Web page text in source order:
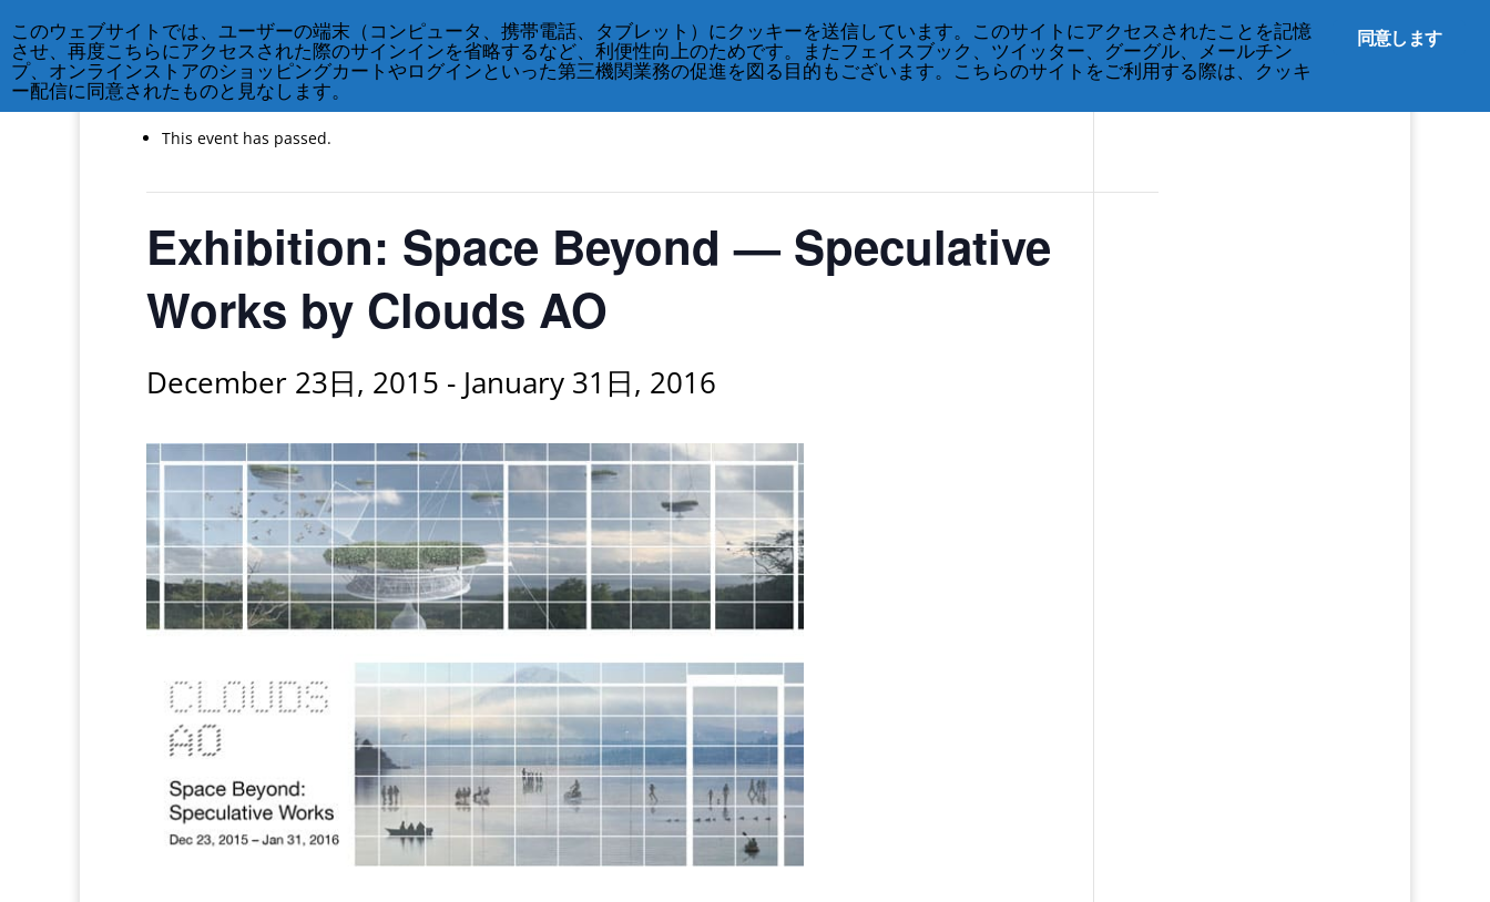
« All Events
This event has passed.
Exhibition: Space Beyond — Speculative
Works by Clouds AO
December 23日, 2015 - January 31日, 2016
同意します
このウェブサイトでは、ユーザーの端末（コンピュータ、携帯電話、タブレット）にクッキーを送信しています。このサイトにアクセスされたことを記憶
させ、再度こちらにアクセスされた際のサインインを省略するなど、利便性向上のためです。またフェイスブック、ツイッター、グーグル、メールチン
プ、オンラインストアのショッピングカートやログインといった第三機関業務の促進を図る目的もございます。こちらのサイトをご利用する際は、クッキ
ー配信に同意されたものと見なします。